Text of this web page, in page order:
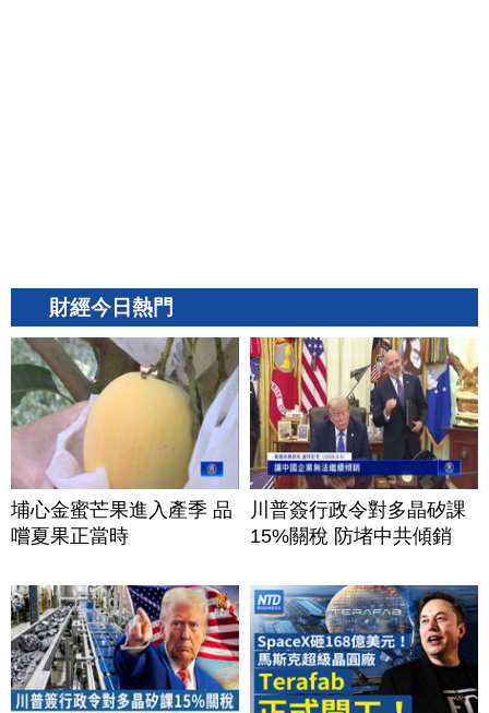
財經今日熱門
埔心金蜜芒果進入產季 品
嚐夏果正當時
川普簽行政令對多晶矽課
15%關稅 防堵中共傾銷